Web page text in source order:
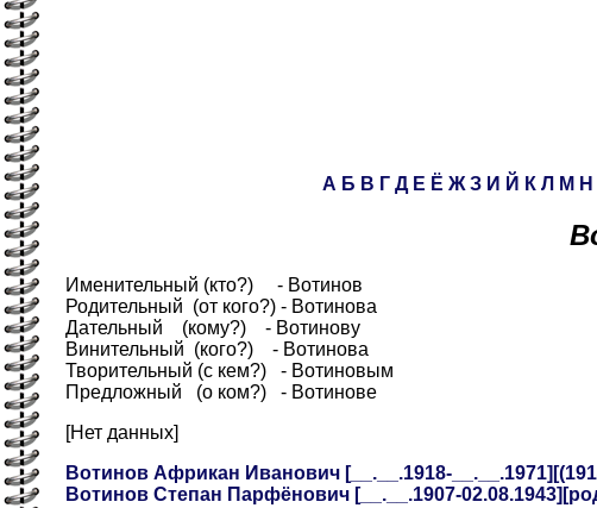
А Б В Г Д Е Ё Ж З И Й К Л М Н
Именительный (кто?) - Вотинов
Родительный (от кого?) - Вотинова
Дательный (кому?) - Вотинову
Винительный (кого?) - Вотинова
Творительный (с кем?) - Вотиновым
Предложный (о ком?) - Вотинове
[Нет данных]
Вотинов Африкан Иванович [__.__.1918-
Вотинов Степан Парфёнович [__.__.1907-